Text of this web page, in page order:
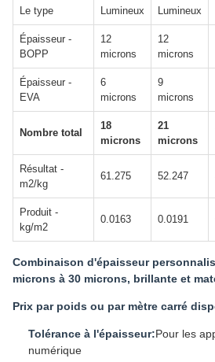
Le type Lumineux Lumineux
Épaisseur -
BOPP
12
microns
12
microns
Épaisseur -
EVA
6
microns
9
microns
Nombre total
18
microns
21
microns
Résultat -
m2/kg
61.275 52.247
Produit -
kg/m2
0.0163 0.0191
Combinaison d'épaisseur
microns à 30 microns, brillante et
Prix par poids ou par mètre carré
Tolérance à l'épaisseur:Pour les
numérique